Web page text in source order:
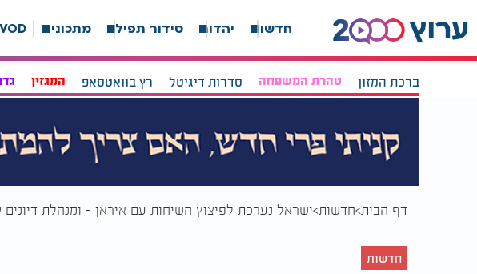
חדשות יהדות סידור תפילה מתכונים VOD
ברכת המזון טהרת המשפחה סדרות דיגיטל רץ בוואטסאפ המגזין
דף הבית חדשות ישראל נערכת לפיצוץ השיחות עם איראן - ומנהלת דיונים
חדשות